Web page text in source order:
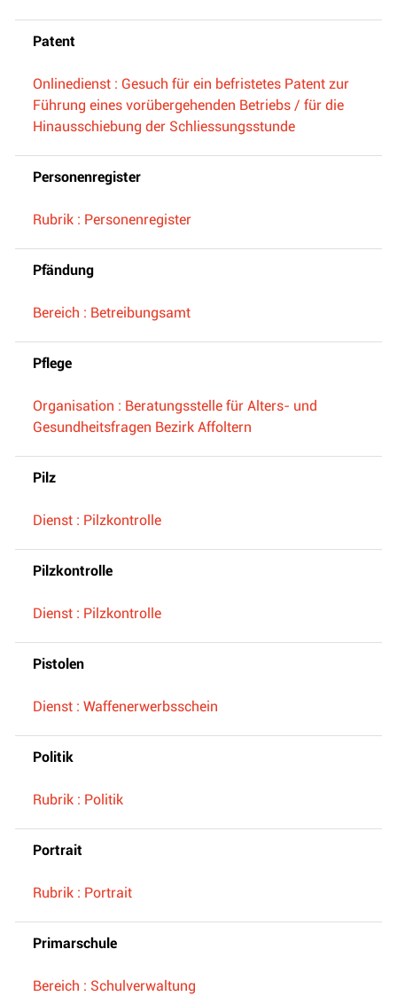
Patent
Onlinedienst : Gesuch für ein befristetes Patent zur
Führung eines vorübergehenden Betriebs / für die
Hinausschiebung der Schliessungsstunde
Personenregister
Rubrik : Personenregister
Pfändung
Bereich : Betreibungsamt
Pflege
Organisation : Beratungsstelle für Alters- und
Gesundheitsfragen Bezirk Affoltern
Pilz
Dienst : Pilzkontrolle
Pilzkontrolle
Dienst : Pilzkontrolle
Pistolen
Dienst : Waffenerwerbsschein
Politik
Rubrik : Politik
Portrait
Rubrik : Portrait
Primarschule
Bereich : Schulverwaltung